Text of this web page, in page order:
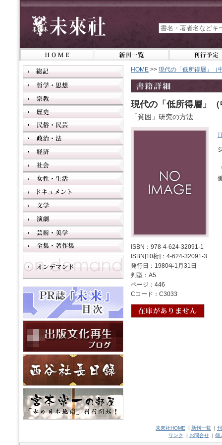
HOME >> 現代の「低所得層」（
現代の「低所得層」（
「貧困」研究の方法
ISBN：978-4-624-32091-1
ISBN[10桁]：4-624-32091-3
発行日：1980年1月31日
判型：A5
ページ：446
Cコード：C3033
未來社HOME | 新刊一覧 |
リンク
| お問合せ | 個